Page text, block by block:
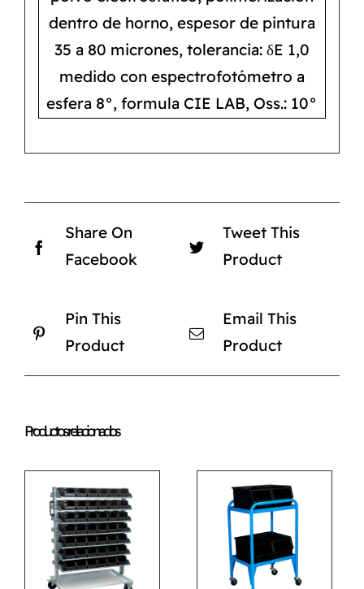
dentro de horno, espesor de pintura
35 a 80 micrones, tolerancia: δE 1,0
medido con espectrofotómetro a
esfera 8°, formula CIE LAB, Oss.: 10°
Share On
Facebook
Tweet This
Product
Pin This
Product
Email This
Product
Productos relacionados